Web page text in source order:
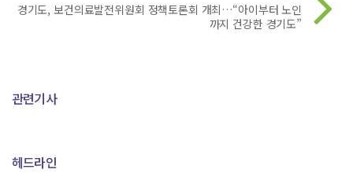
경기도, 보건의료발전위원회 정책토론회 개최…“아이부터 노인
까지 건강한 경기도”
관련기사
헤드라인